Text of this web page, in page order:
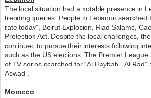
The local situation had a notable presence in
trending queries. People in Lebanon searched
rate today”, Beirut Explosion, Riad Salamé,
Protection Act. Despite the local challenges,
continued to pursue their interests following
such as the US elections, The Premier League
of TV series searched for “Al Haybah - Al Rad”
Aswad”.
Morocco